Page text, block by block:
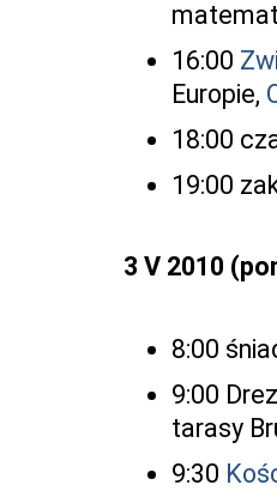
16:00
Europie,
18:00
19:00
3 V 2010
8:00
9:00
tarasy
9:30